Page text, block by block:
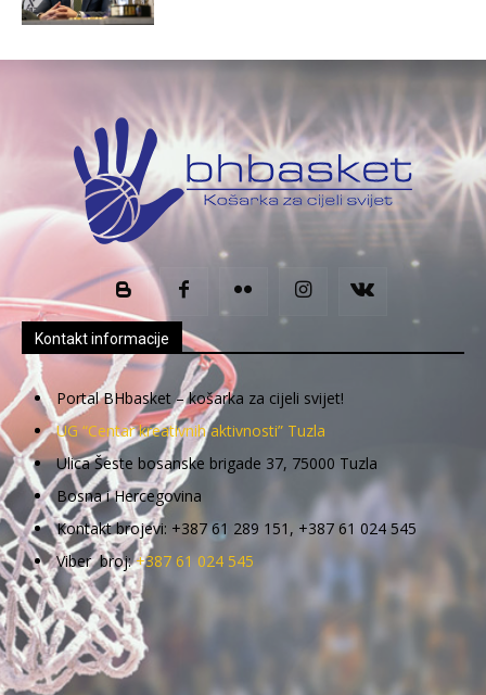
Kontakt informacije
Portal BHbasket – košarka za cijeli svijet!
UG “Centar kreativnih aktivnosti” Tuzla
Ulica Šeste bosanske brigade 37, 75000 Tuzla
Bosna i Hercegovina
Kontakt brojevi: +387 61 289 151, +387 61 024 545
Viber broj:+387 61 024 545